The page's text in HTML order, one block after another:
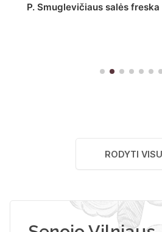
Stepono Batoro universiteto
RODYTI